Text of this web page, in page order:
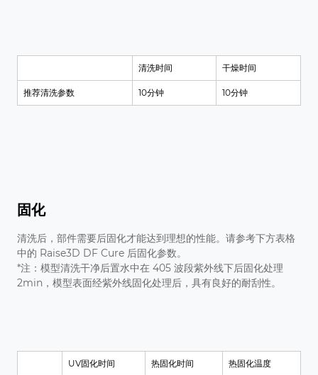
清洗时间 干燥时间
推荐清洗参数 10分钟 10分钟
固化
清洗后，部件需要后固化才能达到理想的性能。请参考下方表格
中的 Raise3D DF Cure 后固化参数。
*注：模型清洗干净后置水中在 405 波段紫外线下后固化处理
2min，模型表面经紫外线固化处理后，具有良好的耐刮性。
UV固化时间 热固化时间 热固化温度